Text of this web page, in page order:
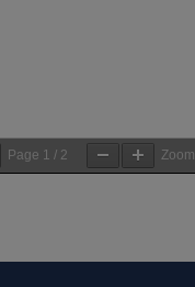
Page 1 / 2 Zoom